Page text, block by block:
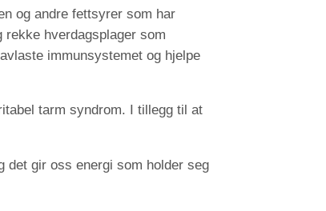
og andre fettsyrer som har
hverdagsplager som
immunsystemet og hjelpe
tarm syndrom. I tillegg til at
gir oss energi som holder seg